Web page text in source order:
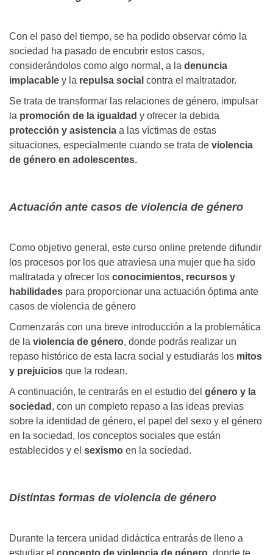
Con el paso del tiempo, se ha podido observar cómo la
sociedad ha pasado de encubrir estos casos,
considerándolos como algo normal, a la denuncia
implacable y la repulsa social contra el maltratador.
Se trata de transformar las relaciones de género, impulsar
la promoción de la igualdad y ofrecer la debida
protección y asistencia a las víctimas de estas
situaciones, especialmente cuando se trata de violencia
de género en adolescentes.
Actuación ante casos de violencia de género
Como objetivo general, este curso online pretende difundir
los procesos por los que atraviesa una mujer que ha sido
maltratada y ofrecer los conocimientos, recursos y
habilidades para proporcionar una actuación óptima ante
casos de violencia de género
Comenzarás con una breve introducción a la problemática
de la violencia de género, donde podrás realizar un
repaso histórico de esta lacra social y estudiarás los mitos
y prejuicios que la rodean.
A continuación, te centrarás en el estudio del género y la
sociedad , con un completo repaso a las ideas previas
sobre la identidad de género, el papel del sexo y el género
en la sociedad, los conceptos sociales que están
establecidos y el sexismo en la sociedad.
Distintas formas de violencia de género
Durante la tercera unidad didáctica entrarás de lleno a